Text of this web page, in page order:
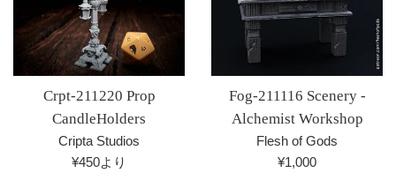
Crpt-211220 Prop
CandleHolders
Cripta Studios
¥450より
Fog-211116 Scenery -
Alchemist Workshop
Flesh of Gods
通
¥1,000